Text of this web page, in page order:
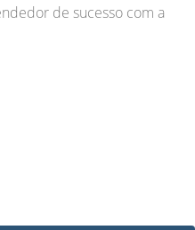
de sucesso com a